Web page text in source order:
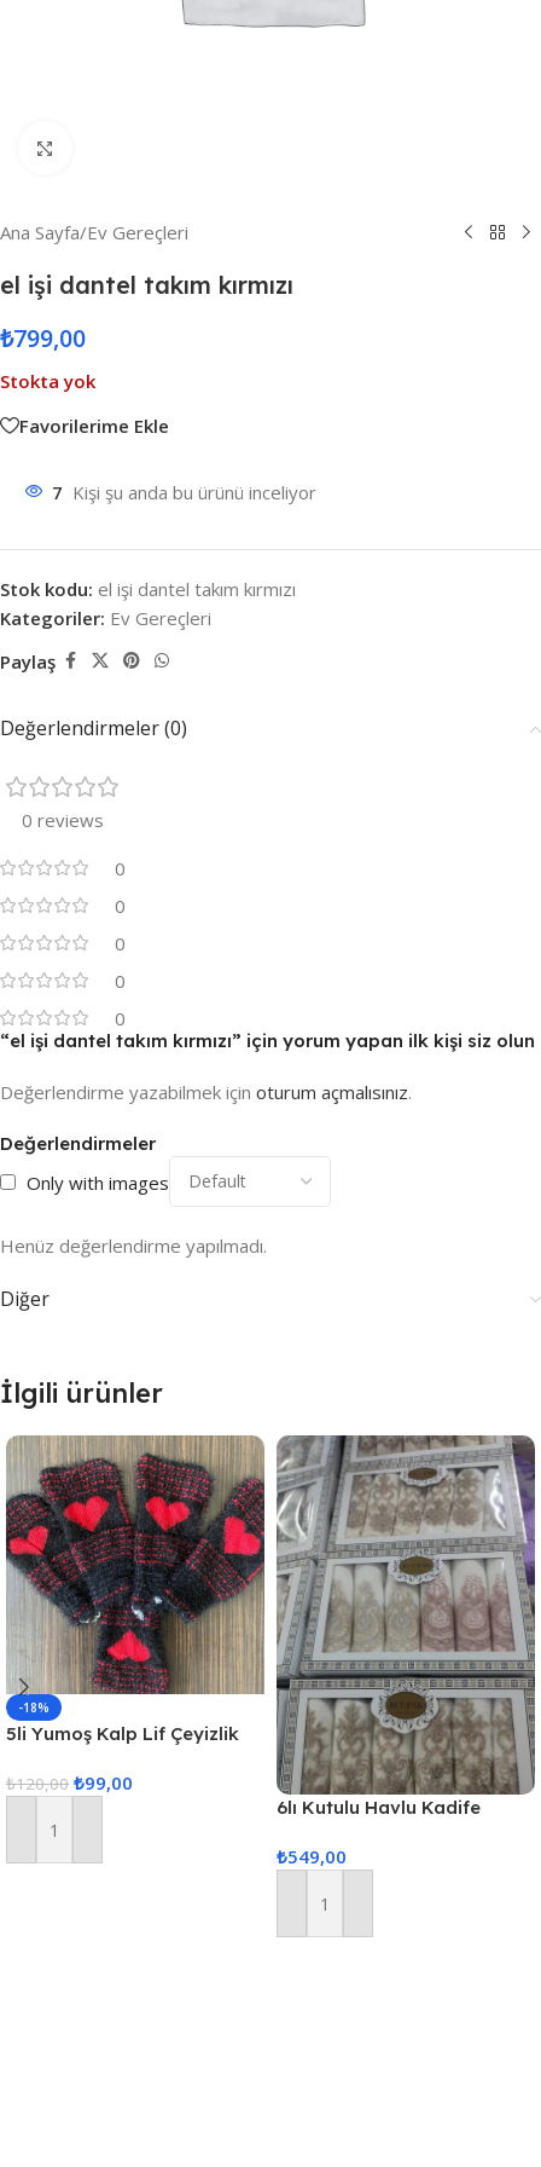
Ana Sayfa/Ev Gereçleri
el işi dantel takım kırmızı
₺799,00
Stokta yok
Favorilerime Ekle
7 Kişi şu anda bu ürünü inceliyor
Stok kodu: el işi dantel takım kırmızı
Kategoriler: Ev Gereçleri
Paylaş
Değerlendirmeler (0)
0 reviews
0
0
0
0
0
Değerlendirmeler
Only with images
Henüz değerlendirme yapılmadı.
“el işi dantel takım kırmızı” için yorum yapan ilk kişi siz olun
Değerlendirme yazabilmek için oturum açmalısınız.
Diğer
İlgili ürünler
-18%
5li Yumoş Kalp Lif Çeyizlik
₺120,00 ₺99,00
Sepete Ekle
6lı Kutulu Havlu Kadife
₺549,00
Sepete Ekle